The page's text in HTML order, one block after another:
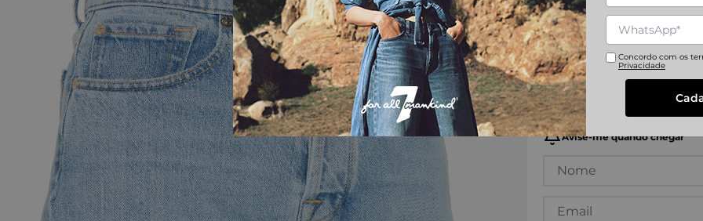
23 25 26
Concordo com os
Privacidade